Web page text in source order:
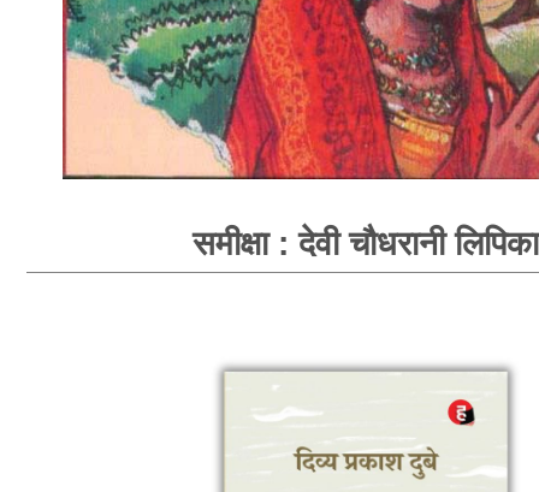
समीक्षा : देवी चौधरानी लिपिका